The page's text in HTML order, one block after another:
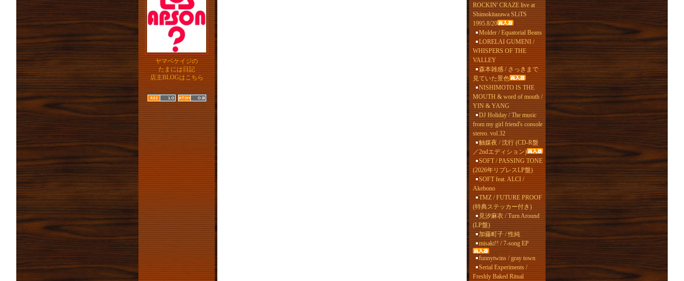
ヤマベケイジの
たまには日記
店主BLOGはこちら
ROCKIN' CRAZE live at
Shimokitazawa SLiTS
1995.8/20
Molder / Equatorial Beans
LORELAI GUMENI /
WHISPERS OF THE
VALLEY
森本雑感 / さっきまで
見ていた景色
NISHIMOTO IS THE
MOUTH & word of mouth /
YIN & YANG
DJ Holiday / The music
from my girl friend's console
stereo. vol.32
触媒夜 / 沈行 (CD-R盤
／2ndエディション)
SOFT / PASSING TONE
(2026年リプレスLP盤)
SOFT feat. ALCI /
Akebono
TMZ / FUTURE PROOF
(特典ステッカー付き)
見汐麻衣 / Turn Around
(LP盤)
加藤町子 / 性純
misaki!! / 7-song EP
funnytwins / gray town
Serial Experiments /
Freshly Baked Ritual